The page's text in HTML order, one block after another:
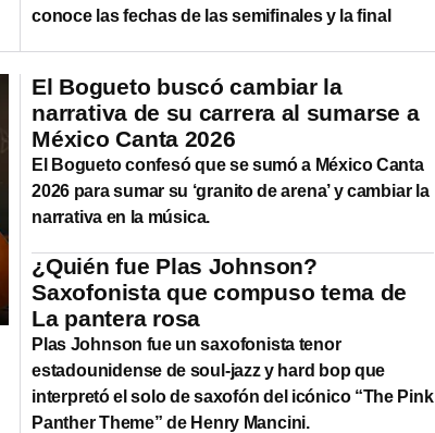
conoce las fechas de las semifinales y la final
El Bogueto buscó cambiar la
narrativa de su carrera al sumarse a
México Canta 2026
El Bogueto confesó que se sumó a México Canta
2026 para sumar su ‘granito de arena’ y cambiar la
narrativa en la música.
¿Quién fue Plas Johnson?
Saxofonista que compuso tema de
La pantera rosa
Plas Johnson fue un saxofonista tenor
estadounidense de soul-jazz y hard bop que
interpretó el solo de saxofón del icónico “The Pink
Panther Theme” de Henry Mancini.